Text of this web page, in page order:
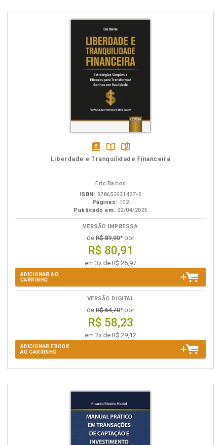
disponível
Disponível
páginas
Liberdade e Tranquilidade Financeira
Eric Barros
ISBN: 978652631427-2
Páginas: 102
Publicado em: 22/04/2025
VERSÃO IMPRESSA
de R$ 89,90* por
R$ 80,91
em 3x de R$ 26,97
ADICIONAR AO
CARRINHO
VERSÃO DIGITAL
de R$ 64,70* por
R$ 58,23
em 2x de R$ 29,12
ADICIONAR EBOOK
AO CARRINHO